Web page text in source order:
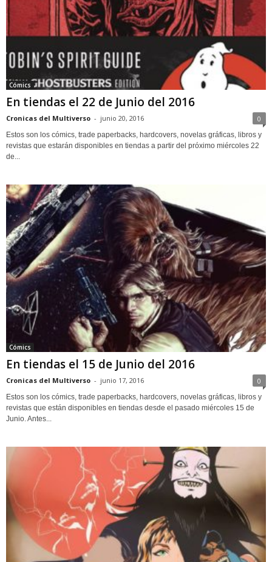
Cómics
En tiendas el 22 de Junio del 2016
Cronicas del Multiverso - junio 20, 2016 0
Estos son los cómics, trade paperbacks, hardcovers, novelas gráficas, libros y
revistas que estarán disponibles en tiendas a partir del próximo miércoles 22
de...
Cómics
En tiendas el 15 de Junio del 2016
Cronicas del Multiverso - junio 17, 2016 0
Estos son los cómics, trade paperbacks, hardcovers, novelas gráficas, libros y
revistas que están disponibles en tiendas desde el pasado miércoles 15 de
Junio. Antes...